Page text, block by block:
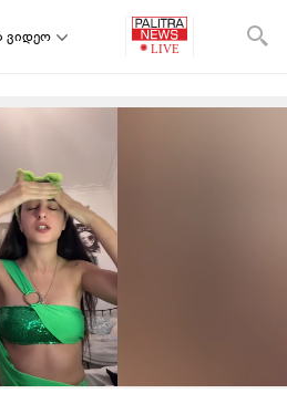
ვიდეო